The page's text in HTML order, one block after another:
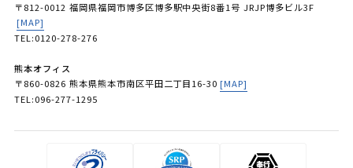
〒812-0012 福岡県福岡市博多区博多駅中央街8番1号 JRJP博多ビル3F
[MAP]
TEL:0120-278-276
熊本オフィス
〒860-0826 熊本県熊本市南区平田二丁目16-30 [MAP]
TEL:096-277-1295